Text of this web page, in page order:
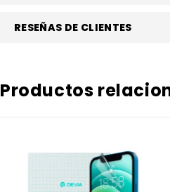
RESEÑAS DE CLIENTES
Productos